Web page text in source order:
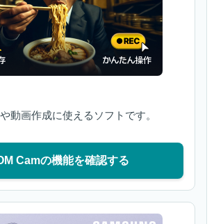
動画作成に使えるソフトです。
Camの機能を確認する